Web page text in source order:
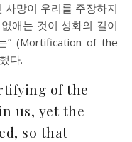
사망이 우리를 주장하지
애는 것이 성화의 길이
” (Mortification of the
다.
of the
us, yet the
so that